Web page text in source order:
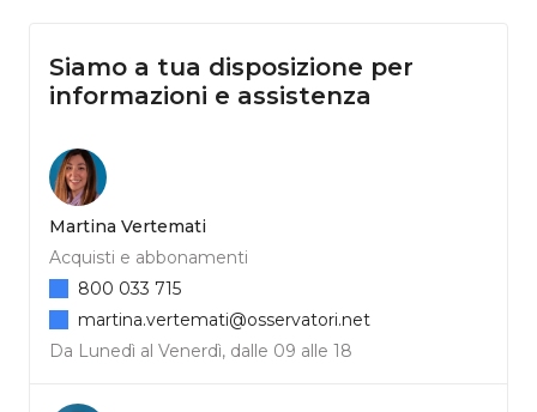
Siamo a tua disposizione per
informazioni e assistenza
Martina Vertemati
Acquisti e abbonamenti
Da Lunedì al Venerdì, dalle 09 alle 18
800 033 715
martina.vertemati@osservatori.net